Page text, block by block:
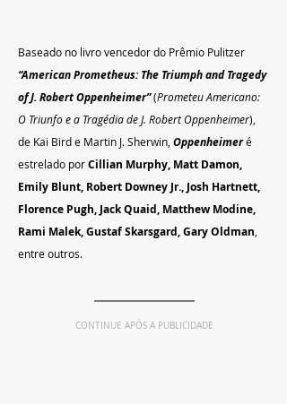
Baseado no livro vencedor do Prêmio Pulitzer
“American Prometheus: The Triumph and Tragedy
of J. Robert Oppenheimer” (Prometeu Americano:
O Triunfo e a Tragédia de J. Robert Oppenheimer),
de Kai Bird e Martin J. Sherwin, Oppenheimer é
estrelado por Cillian Murphy, Matt Damon,
Emily Blunt, Robert Downey Jr., Josh Hartnett,
Florence Pugh, Jack Quaid, Matthew Modine,
Rami Malek, Gustaf Skarsgard, Gary Oldman,
entre outros.
CONTINUE APÓS A PUBLICIDADE